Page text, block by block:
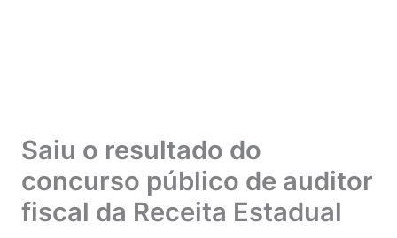
Saiu o resultado do
concurso público de auditor
fiscal da Receita Estadual